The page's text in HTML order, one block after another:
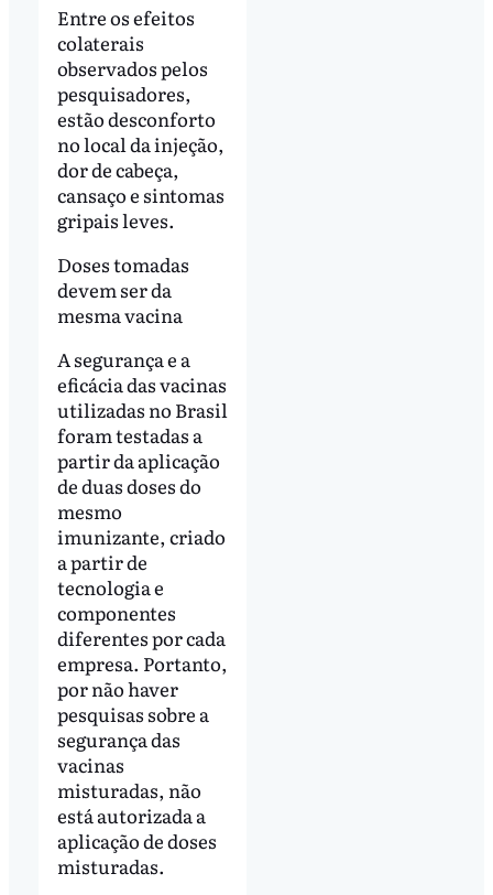
Entre os efeitos
colaterais
observados pelos
pesquisadores,
estão desconforto
no local da injeção,
dor de cabeça,
cansaço e sintomas
gripais leves.
Doses tomadas
devem ser da
mesma vacina
A segurança e a
eficácia das vacinas
utilizadas no Brasil
foram testadas a
partir da aplicação
de duas doses do
mesmo
imunizante, criado
a partir de
tecnologia e
componentes
diferentes por cada
empresa. Portanto,
por não haver
pesquisas sobre a
segurança das
vacinas
misturadas, não
está autorizada a
aplicação de doses
misturadas.